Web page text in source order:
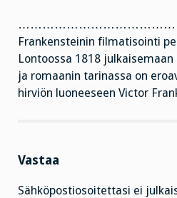
Frankensteinin filmatisointi
Lontoossa 1818
ja romaanin tarinassa on
hirviön luoneeseen Victor
Vastaa
Sähköpostiosoitettasi ei